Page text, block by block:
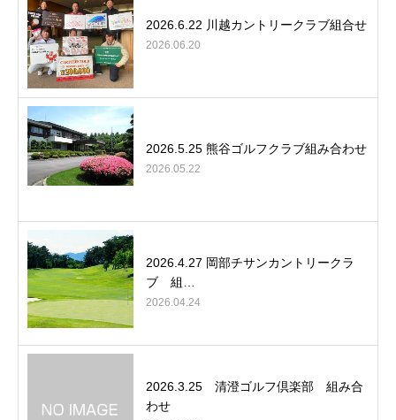
2026.6.22 川越カントリークラブ組合せ
2026.06.20
2026.5.25 熊谷ゴルフクラブ組み合わせ
2026.05.22
2026.4.27 岡部チサンカントリークラ
ブ 組…
2026.04.24
2026.3.25 清澄ゴルフ倶楽部 組み合
わせ